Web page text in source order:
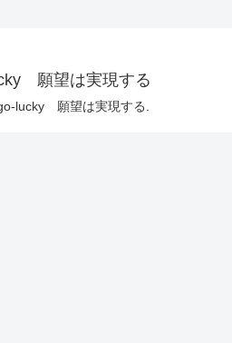
願望は実現する
lucky 願望は実現する.